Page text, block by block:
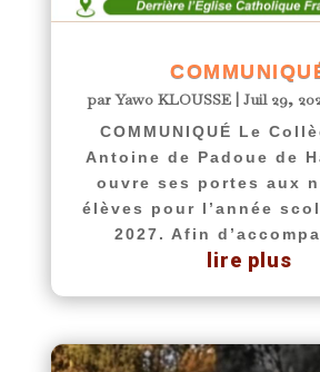
parYawo KLOUSSE| Juil 29,
COMMUNIQUÉ Le
Antoine de Padoue de
ouvre ses portes aux
élèves pour l’année
2027. Afin
lire plus